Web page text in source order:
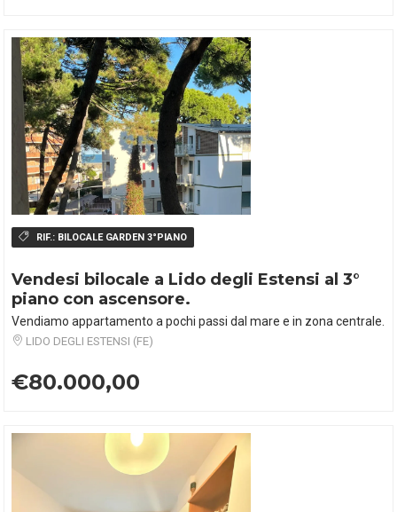
RIF.: BILOCALE GARDEN 3°PIANO
Vendesi bilocale a Lido degli Estensi al 3°
piano con ascensore.
Vendiamo appartamento a pochi passi dal mare e in zona centrale.
LIDO DEGLI ESTENSI (FE)
€80.000,00